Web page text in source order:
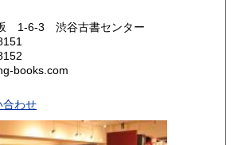
750円
830円
1-6-3 渋谷古書センター
books.com
合わせ